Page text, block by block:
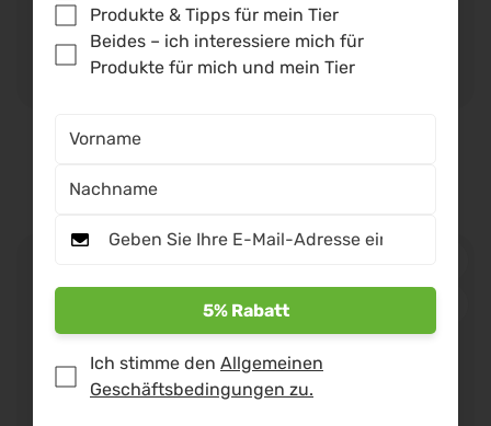
BASIC CARE Horse®
Regulärer
€70,48
Produkte & Tipps für mein Tier
Beides – ich interessiere mich für
Produkte für mich und mein Tier
5% Rabatt
Ich stimme den Allgemeinen
Geschäftsbedingungen zu.